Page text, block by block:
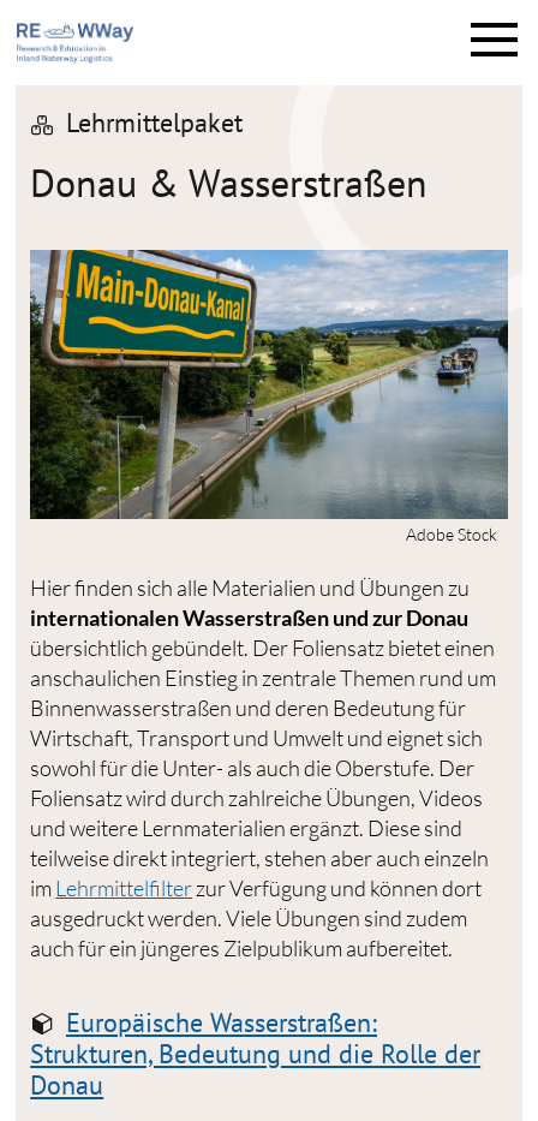
M
n
Lehrmittelpaket
Donau & Wasserstraßen
Adobe Stock
Hier finden sich alle Materialien und Übungen zu
internationalen Wasserstraßen und zur Donau
übersichtlich gebündelt. Der Foliensatz bietet einen
anschaulichen Einstieg in zentrale Themen rund um
Binnenwasserstraßen und deren Bedeutung für
Wirtschaft, Transport und Umwelt und eignet sich
sowohl für die Unter- als auch die Oberstufe. Der
Foliensatz wird durch zahlreiche Übungen, Videos
und weitere Lernmaterialien ergänzt. Diese sind
teilweise direkt integriert, stehen aber auch einzeln
im Lehrmittelfilterzur Verfügung und können dort
ausgedruckt werden. Viele Übungen sind zudem
auch für ein jüngeres Zielpublikum aufbereitet.
Europäische Wasserstraßen:
Strukturen, Bedeutung und die Rolle der
Donau